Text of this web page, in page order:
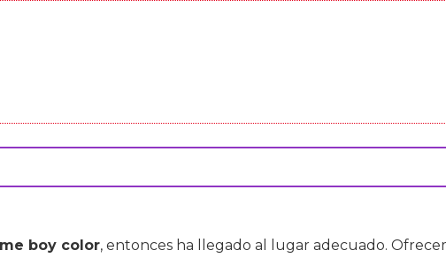
boy color, entonces ha llegado al lugar adecuado.